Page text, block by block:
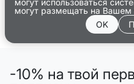
могут использоваться
могут размещать на Вашем
OK
-10% на твой